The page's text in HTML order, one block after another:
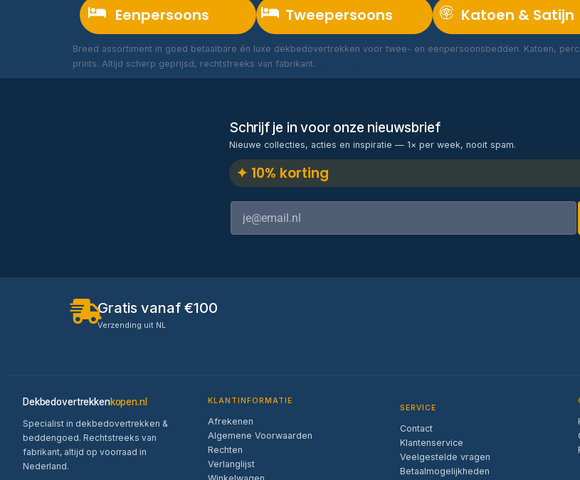
Eenpersoons Tweepersoons Katoen & Satijn
Breed assortiment in goed betaalbare én luxe dekbedovertrekken voor twee- en eenpersoonsbedden. Katoen,
prints. Altijd scherp geprijsd, rechtstreeks van fabrikant.
Schrijf je in voor onze nieuwsbrief
Nieuwe collecties, acties en inspiratie — 1× per week, nooit spam.
✦ 10% korting
Gratis vanaf €100
Verzending uit NL
Dekbedovertrekkenkopen.nl
Specialist in dekbedovertrekken &
beddengoed. Rechtstreeks van
fabrikant, altijd op voorraad in
Nederland.
KLANTINFORMATIE
Afrekenen
Algemene Voorwaarden
Rechten
Verlanglijst
SERVICE
Contact
Klantenservice
Veelgestelde vragen
Betaalmogelijkheden